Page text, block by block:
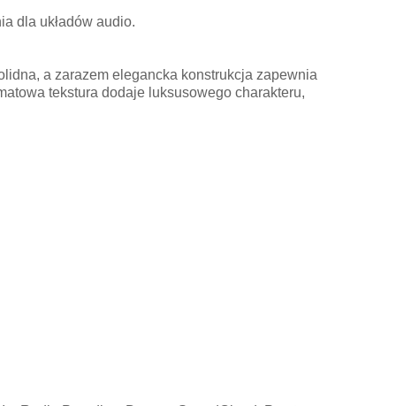
dla układów audio.
a zarazem elegancka konstrukcja zapewnia
tekstura dodaje luksusowego charakteru,